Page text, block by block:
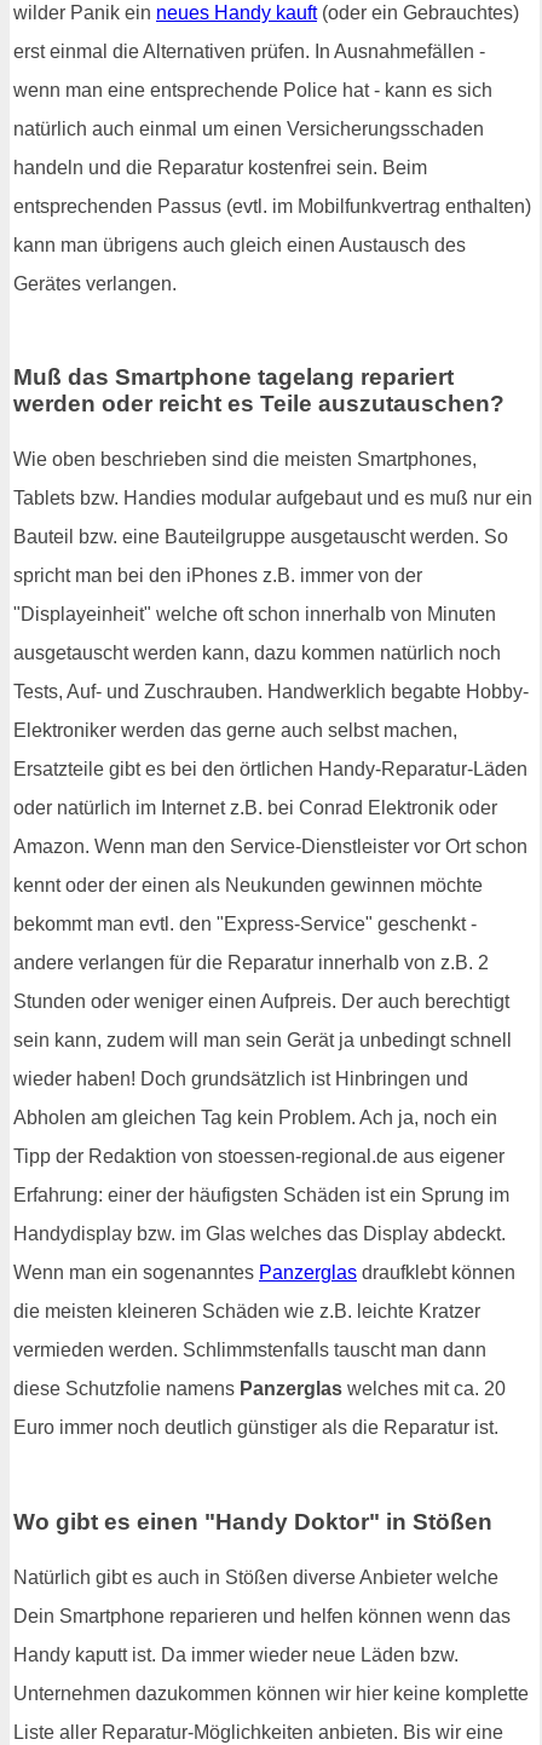
wilder Panik ein neues Handy kauft(oder ein Gebrauchtes)
erst einmal die Alternativen prüfen. In Ausnahmefällen -
wenn man eine entsprechende Police hat - kann es sich
natürlich auch einmal um einen Versicherungsschaden
handeln und die Reparatur kostenfrei sein. Beim
entsprechenden Passus (evtl. im Mobilfunkvertrag enthalten)
kann man übrigens auch gleich einen Austausch des
Gerätes verlangen.
Muß das Smartphone tagelang repariert
werden oder reicht es Teile auszutauschen?
Wie oben beschrieben sind die meisten Smartphones,
Tablets bzw. Handies modular aufgebaut und es muß nur ein
Bauteil bzw. eine Bauteilgruppe ausgetauscht werden. So
spricht man bei den iPhones z.B. immer von der
"Displayeinheit" welche oft schon innerhalb von Minuten
ausgetauscht werden kann, dazu kommen natürlich noch
Tests, Auf- und Zuschrauben. Handwerklich begabte Hobby-
Elektroniker werden das gerne auch selbst machen,
Ersatzteile gibt es bei den örtlichen Handy-Reparatur-Läden
oder natürlich im Internet z.B. bei Conrad Elektronik oder
Amazon. Wenn man den Service-Dienstleister vor Ort schon
kennt oder der einen als Neukunden gewinnen möchte
bekommt man evtl. den "Express-Service" geschenkt -
andere verlangen für die Reparatur innerhalb von z.B. 2
Stunden oder weniger einen Aufpreis. Der auch berechtigt
sein kann, zudem will man sein Gerät ja unbedingt schnell
wieder haben! Doch grundsätzlich ist Hinbringen und
Abholen am gleichen Tag kein Problem. Ach ja, noch ein
Tipp der Redaktion von stoessen-regional.de aus eigener
Erfahrung: einer der häufigsten Schäden ist ein Sprung im
Handydisplay bzw. im Glas welches das Display abdeckt.
Wenn man ein sogenanntes Panzerglas draufklebt können
die meisten kleineren Schäden wie z.B. leichte Kratzer
vermieden werden. Schlimmstenfalls tauscht man dann
diese Schutzfolie namens Panzerglas welches mit ca. 20
Euro immer noch deutlich günstiger als die Reparatur ist.
Wo gibt es einen "Handy Doktor" in Stößen
Natürlich gibt es auch in Stößen diverse Anbieter welche
Dein Smartphone reparieren und helfen können wenn das
Handy kaputt ist. Da immer wieder neue Läden bzw.
Unternehmen dazukommen können wir hier keine komplette
Liste aller Reparatur-Möglichkeiten anbieten. Bis wir eine